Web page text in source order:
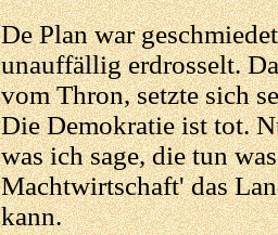
De Plan war
unauffällig erdrosselt.
vom Thron, setzte sich
Die Demokratie ist tot.
was ich sage, die tun
Machtwirtschaft' das
kann.